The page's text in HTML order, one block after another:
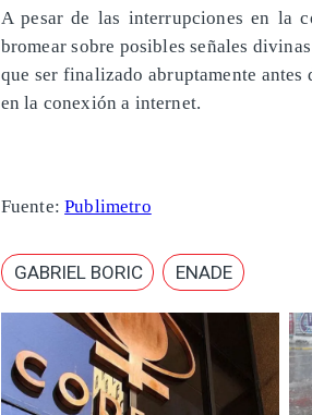
A pesar de las interrupciones en la
bromear sobre posibles señales
que ser finalizado abruptamente
en la conexión a internet.
Fuente:Publimetro
GABRIEL BORIC ENADE